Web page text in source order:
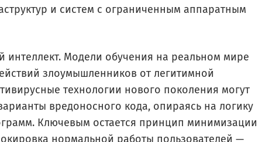
и систем с ограниченным аппаратным
интеллект. Модели обучения на реальном мире
злоумышленников от легитимной
технологии нового поколения могут
вредоносного кода, опираясь на логику
Ключевым остается принцип минимизации
нормальной работы пользователей —